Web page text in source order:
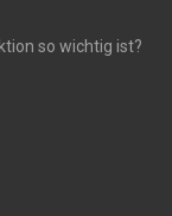
so wichtig ist?